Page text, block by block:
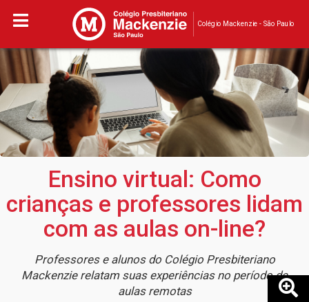
Colégio Mackenzie - São Paulo
Ensino virtual: Como
crianças e professores lidam
com as aulas on-line?
Professores e alunos do Colégio Presbiteriano
Mackenzie relatam suas experiências no período de
aulas remotas